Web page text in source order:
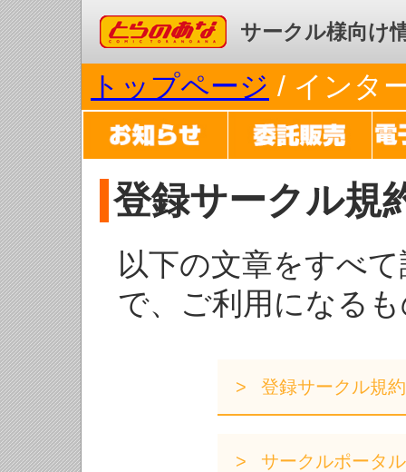
コミックとらのあな サークル様向け
トップページ / インタ
登録サークル規
以下の文章をすべ
で、ご利用になる
登録サークル規約
サークルポータ